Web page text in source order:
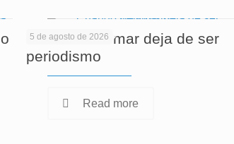
5 de agosto de 2026
Cuando informar deja de ser
periodismo
Read more